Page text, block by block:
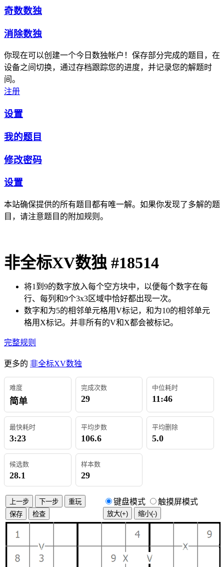
奇数数独
消除数独
你现在可以创建一个今日数独帐户！保存部分完成的题目，在
设备之间切换，通过存档跟踪您的进度，并记录您的解题时
间。
注册
设置
我的题目
修改密码
设置
本站确保提供的所有题目都有唯一解。如果你发现了多解的题
目，请注意题目的附加规则。
非全标XV数独 #18514
将1到9的数字放入每个空方块中，以便每个数字在每
行、每列和9个3x3区域中恰好都出现一次。
数字和为5的相邻单元格用V标记，和为10的相邻单元
格用X标记。并非所有的V和X都会被标记。
完整规则
更多的 非全标XV数独
难度
简单
完成次数
29
中位耗时
11:46
最快耗时
3:23
平均步数
106.6
平均删除
5.0
候选数
28.1
样本数
29
上一步 下一步
重玩
保存
检查
键盘模式 触摸屏模式
放大(+) 缩小(-)